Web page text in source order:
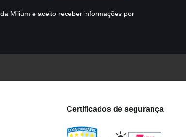
da Milium e aceito receber informações por
Certificados de segurança